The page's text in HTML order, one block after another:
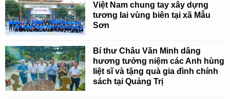
Việt Nam chung tay xây dựng
tương lai vùng biên tại xã Mẫu
Sơn
Bí thư Châu Văn Minh dâng
hương tưởng niệm các Anh hùng
liệt sĩ và tặng quà gia đình chính
sách tại Quảng Trị